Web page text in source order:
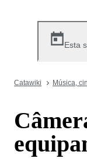
Esta
Catawiki Música,